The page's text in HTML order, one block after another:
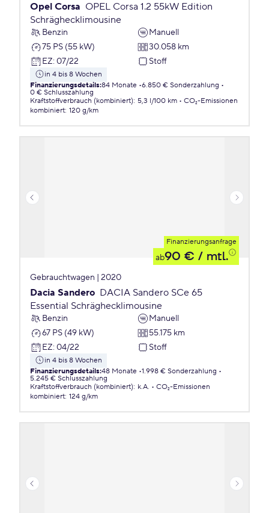
Opel Corsa OPEL Corsa 1.2 55kW Edition
Schräghecklimousine
Benzin
Manuell
75 PS (55 kW)
30.058 km
EZ: 07/22 Stoff
in 4 bis 8 Wochen
Finanzierungsdetails:84 Monate 6.850 € Sonderzahlung
0 € Schlusszahlung
Kraftstoffverbrauch (kombiniert): 5,3 l/100 km
CO₂-Emissionen
kombiniert: 120 g/km
Finanzierungsanfrage
ab90 € / mtl.
Gebrauchtwagen | 2020
Dacia Sandero DACIA Sandero SCe 65
Essential Schräghecklimousine
Benzin
Manuell
67 PS (49 kW)
55.175 km
EZ: 04/22 Stoff
in 4 bis 8 Wochen
Finanzierungsdetails:48 Monate 1.998 € Sonderzahlung
5.245 € Schlusszahlung
Kraftstoffverbrauch (kombiniert): k.A.
CO₂-Emissionen
kombiniert: 124 g/km